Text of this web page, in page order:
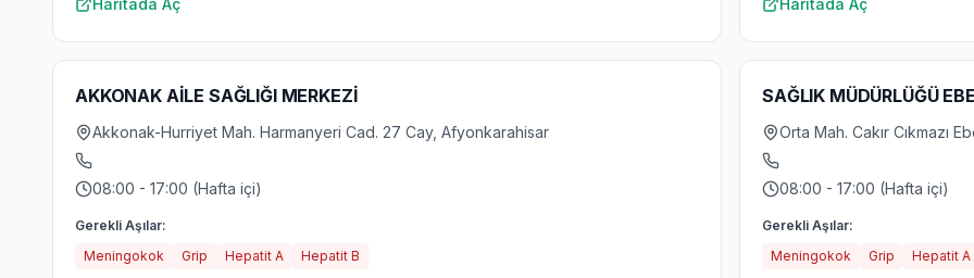
Haritada Aç Haritada Aç
AKKONAK AİLE SAĞLIĞI MERKEZİ
Akkonak-Hurriyet Mah. Harmanyeri Cad. 27 Cay, Afyonkarahisar
08:00 - 17:00 (Hafta içi)
Gerekli Aşılar:
Meningokok
Grip Hepatit A Hepatit B
SAĞLIK MÜDÜRLÜĞÜ
Orta Mah. Cakır Cıkmazı
08:00 - 17:00 (Hafta içi)
Gerekli Aşılar:
Meningokok
Grip Hepatit A